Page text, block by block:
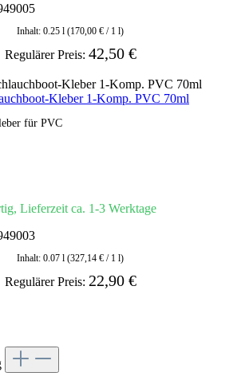
Inhalt: 0.25 l (170,00 € / 1 l)
Regulärer Preis: 42,50 €
Kleber 1-Komp. PVC 70ml
für PVC
Lieferzeit ca. 1-3 Werktage
Inhalt: 0.07 l (327,14 € / 1 l)
Regulärer Preis: 22,90 €